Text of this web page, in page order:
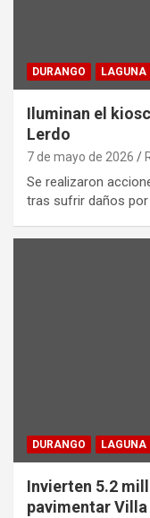
DURANGO LAGUNA
Iluminan el
Lerdo
7 de mayo de 2026
Se realizaron
tras sufrir daños por
DURANGO LAGUNA
Invierten 5.2
pavimentar